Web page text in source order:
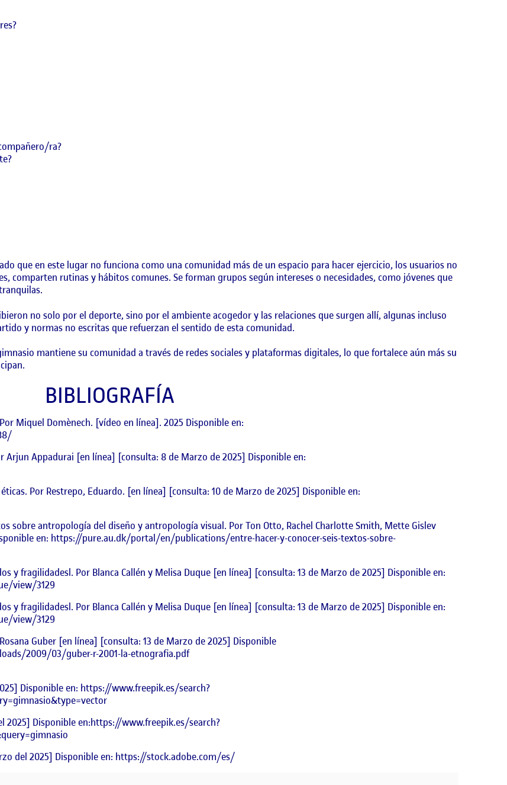
ra?
que en este lugar no funciona como una comunidad más de un espacio para hacer ejercicio, los usuarios no
comparten rutinas y hábitos comunes. Se forman grupos según intereses o necesidades, como jóvenes que
no solo por el deporte, sino por el ambiente acogedor y las relaciones que surgen allí, algunas incluso
y normas no escritas que refuerzan el sentido de esta comunidad.
mantiene su comunidad a través de redes sociales y plataformas digitales, lo que fortalece aún más su
BIBLIOGRAFÍA
Miquel Domènech. [vídeo en línea]. 2025 Disponible en:
Arjun Appadurai [en línea] [consulta: 8 de Marzo de 2025] Disponible en:
Por Restrepo, Eduardo. [en línea] [consulta: 10 de Marzo de 2025] Disponible en:
sobre antropología del diseño y antropología visual. Por Ton Otto, Rachel Charlotte Smith, Mette Gislev
en: https://pure.au.dk/portal/en/publications/entre-hacer-y-conocer-seis-textos-sobre-
y fragilidadesl. Por Blanca Callén y Melisa Duque [en línea] [consulta: 13 de Marzo de 2025] Disponible en:
view/3129
y fragilidadesl. Por Blanca Callén y Melisa Duque [en línea] [consulta: 13 de Marzo de 2025] Disponible en:
view/3129
Rosana Guber [en línea] [consulta: 13 de Marzo de 2025] Disponible
2009/03/guber-r-2001-la-etnografia.pdf
Disponible en: https://www.freepik.es/search?
2025] Disponible en:https://www.freepik.es/search?
del 2025] Disponible en: https://stock.adobe.com/es/